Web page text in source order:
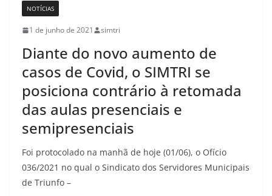
NOTÍCIAS
1 de junho de 2021 simtri
Diante do novo aumento de
casos de Covid, o SIMTRI se
posiciona contrário à retomada
das aulas presenciais e
semipresenciais
Foi protocolado na manhã de hoje (01/06), o Ofício
036/2021 no qual o Sindicato dos Servidores Municipais
de Triunfo –